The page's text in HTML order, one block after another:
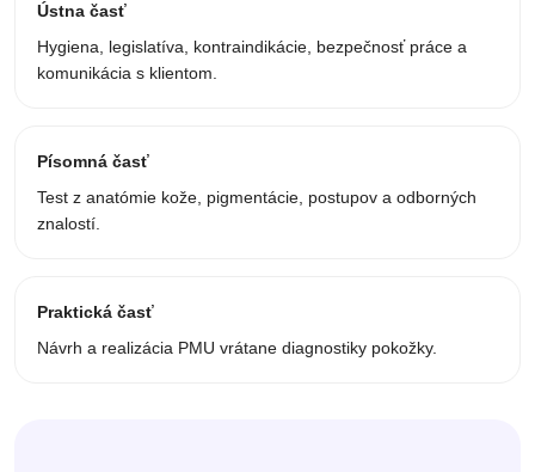
Ústna časť
Hygiena, legislatíva, kontraindikácie, bezpečnosť práce a
komunikácia s klientom.
Písomná časť
Test z anatómie kože, pigmentácie, postupov a odborných
znalostí.
Praktická časť
Návrh a realizácia PMU vrátane diagnostiky pokožky.